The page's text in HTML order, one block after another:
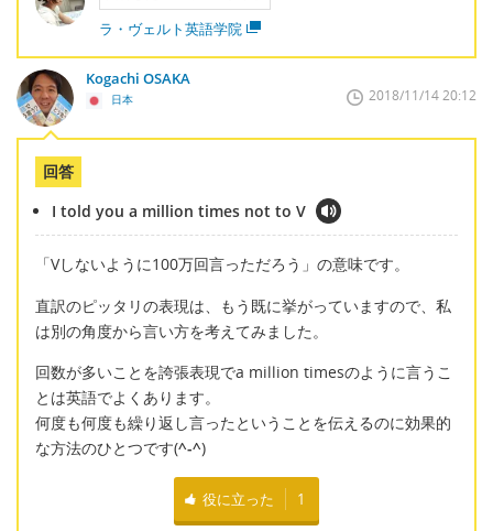
ラ・ヴェルト英語学院
Kogachi OSAKA
日本 2018/11/14 20:12
回答
I told you a million times not to V
「Vしないように100万回言っただろう」の意味です。
直訳のピッタリの表現は、もう既に挙がっていますので、私
は別の角度から言い方を考えてみました。
回数が多いことを誇張表現でa million timesのように言うこ
とは英語でよくあります。
何度も何度も繰り返し言ったということを伝えるのに効果的
な方法のひとつです(^-^)
役に立った 1